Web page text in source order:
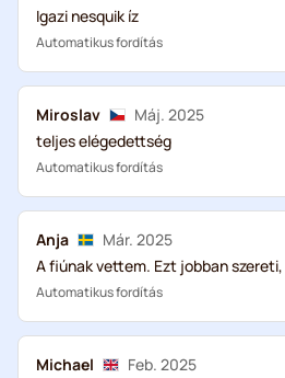
Igazi nesquik íz
Automatikus fordítás
Miroslav
Máj. 2025
teljes elégedettség
Automatikus fordítás
Anja
Már. 2025
A fiúnak vettem. Ezt jobban
Automatikus fordítás
Michael
Feb. 2025